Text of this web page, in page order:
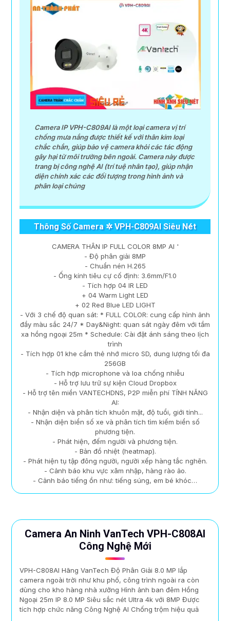
Camera IP VPH-C809AI là một loại camera vị trí
chống mưa nắng được thiết kế với thân kim loại
chắc chắn, giúp bảo vệ camera khỏi các tác động
gây hại từ môi trường bên ngoài. Camera này được
trang bị công nghệ AI (trí tuệ nhân tạo), giúp nhận
diện chính xác các đối tượng trong hình ảnh và
phân loại chúng
Thông Số Camera ✲ VPH-C809AI Siêu Nét
CAMERA THÂN IP FULL COLOR 8MP AI '
- Độ phân giải 8MP
- Chuẩn nén H.265
- Ống kính tiêu cự cố định: 3.6mm/F1.0
- Tích hợp 04 IR LED
+ 04 Warm Light LED
+ 02 Red Blue LED LIGHT
- Với 3 chế độ quan sát: * FULL COLOR: cung cấp hình ảnh
đầy màu sắc 24/7 * Day&Night: quan sát ngày đêm với tầm
xa hồng ngoại 25m * Schedule: Cài đặt ánh sáng theo lịch
trình
- Tích hợp 01 khe cắm thẻ nhớ micro SD, dung lượng tối đa
256GB
- Tích hợp microphone và loa chống nhiễu
- Hỗ trợ lưu trữ sự kiện Cloud Dropbox
- Hỗ trợ tên miền VANTECHDNS, P2P miễn phí TÍNH NĂNG
AI:
- Nhận diện và phân tích khuôn mặt, độ tuổi, giới tính...
- Nhận diện biển số xe và phân tích tìm kiếm biển số
phương tiện.
- Phát hiện, đếm người và phương tiện.
- Bản đồ nhiệt (heatmap).
- Phát hiện tụ tập đông người, người xếp hàng tắc nghẽn.
- Cảnh báo khu vực xâm nhập, hàng rào ảo.
- Cảnh báo tiếng ồn như: tiếng súng, em bé khóc…
Camera An Ninh VanTech VPH-C808AI
Công Nghệ Mới
VPH-C808AI Hãng VanTech Độ Phân Giải 8.0 MP lắp
camera ngoài trời như khu phố, công trình ngoài ra còn
dùng cho kho hàng nhà xưởng Hình ảnh ban đêm Hồng
Ngoại 25m IP 8.0 MP Siêu sắc nét Ultra 4k với 8MP Được
tích hợp chức năng Công Nghệ AI Chống trộm hiệu quả